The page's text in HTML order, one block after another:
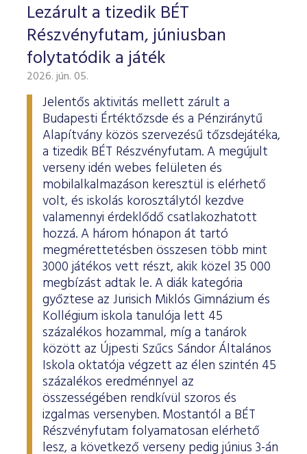
Lezárult a tizedik BÉT
Részvényfutam, júniusban
folytatódik a játék
2026. jún. 05.
Jelentős aktivitás mellett zárult a
Budapesti Értéktőzsde és a Pénziránytű
Alapítvány közös szervezésű tőzsdejátéka,
a tizedik BÉT Részvényfutam. A megújult
verseny idén webes felületen és
mobilalkalmazáson keresztül is elérhető
volt, és iskolás korosztálytól kezdve
valamennyi érdeklődő csatlakozhatott
hozzá. A három hónapon át tartó
megmérettetésben összesen több mint
3000 játékos vett részt, akik közel 35 000
megbízást adtak le. A diák kategória
győztese az Jurisich Miklós Gimnázium és
Kollégium iskola tanulója lett 45
százalékos hozammal, míg a tanárok
között az Újpesti Szűcs Sándor Általános
Iskola oktatója végzett az élen szintén 45
százalékos eredménnyel az
összességében rendkívül szoros és
izgalmas versenyben. Mostantól a BÉT
Részvényfutam folyamatosan elérhető
lesz, a következő verseny pedig június 3-án